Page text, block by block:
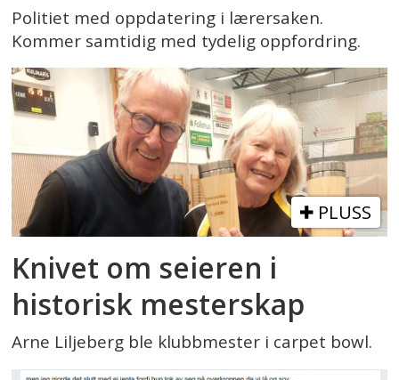
Politiet med oppdatering i lærersaken.
Kommer samtidig med tydelig oppfordring.
PLUSS
Knivet om seieren i
historisk mesterskap
Arne Liljeberg ble klubbmester i carpet bowl.